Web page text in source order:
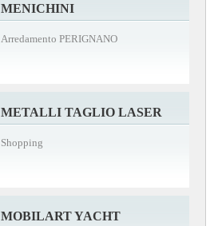
MENICHINI
Arredamento PERIGNANO
METALLI TAGLIO LASER
Shopping
MOBILART YACHT